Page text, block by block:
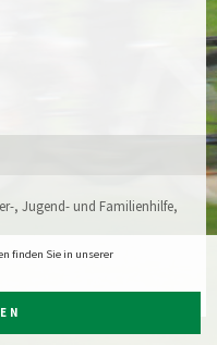
finden Sie in unserer
, Jugend- und Familienhilfe,